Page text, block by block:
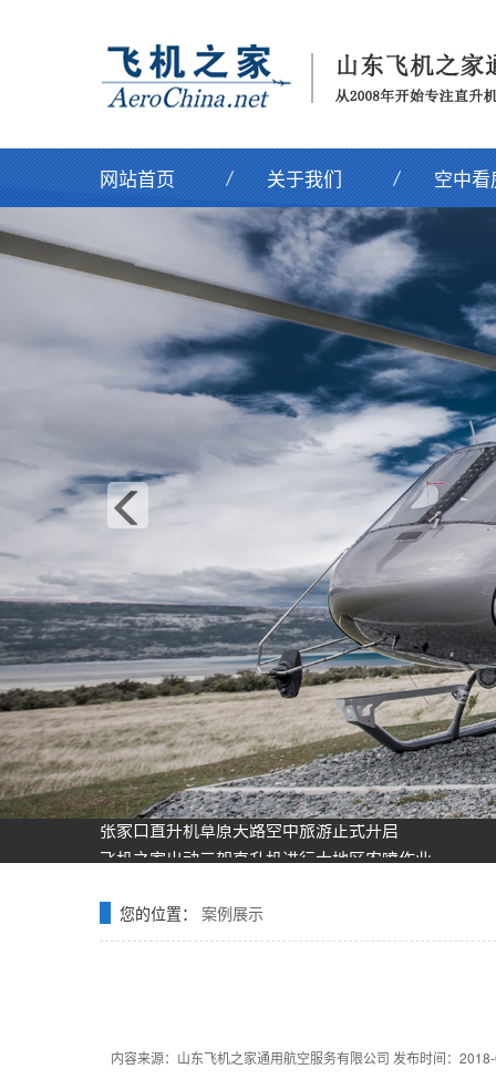
网站首页 关于我们 空中看
飞机之家龙虎山清明节踏青之旅正式开启
飞机之家空中广告引爆山西吕梁中阳县上空
飞机之家集团正式签约独家承包运营新疆玉其塔什景
阳泉一架价值500多万的红色罗宾逊直升机开展静展活
济南一小伙新婚现场，租价值500多万的直升机助阵
张家口直升机草原天路空中旅游正式开启
飞机之家出动三架直升机进行大地区农喷作业
价值近600万的罗宾逊R44开始空中飞播造林
花漾九江-追浔清明-最美人间四月天-去庐山西海踏青
飞机之家桂林山水旅游基地乘坐直升飞机俯瞰看桂林
您的位置： 案例展示
内容来源：山东飞机之家通用航空服务有限公司 发布时间：